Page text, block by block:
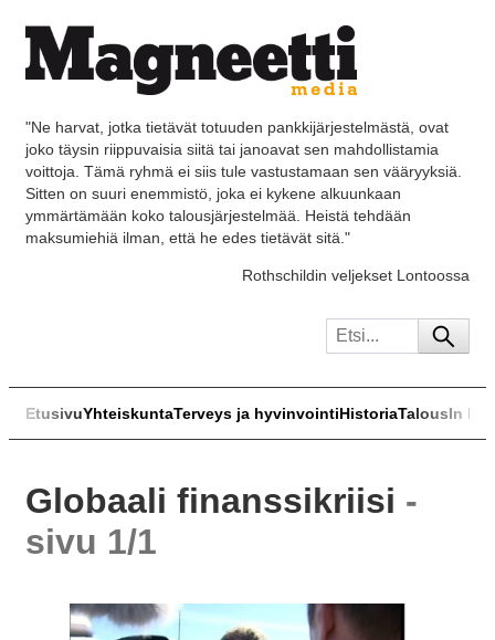
"Ne harvat, jotka tietävät totuuden pankkijärjestelmästä, ovat
joko täysin riippuvaisia siitä tai janoavat sen mahdollistamia
voittoja. Tämä ryhmä ei siis tule vastustamaan sen vääryyksiä.
Sitten on suuri enemmistö, joka ei kykene alkuunkaan
ymmärtämään koko talousjärjestelmää. Heistä tehdään
maksumiehiä ilman, että he edes tietävät sitä."
Rothschildin veljekset Lontoossa
EtusivuYhteiskuntaTerveys ja hyvinvointiHistoriaTalousIn
Globaali finanssikriisi -
sivu 1/1